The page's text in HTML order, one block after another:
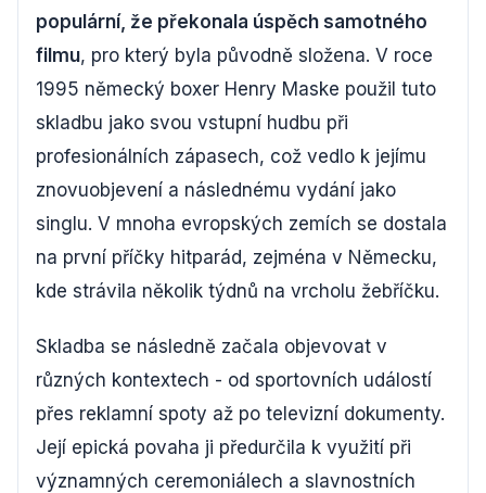
populární, že překonala úspěch samotného
filmu, pro který byla původně složena. V roce
1995 německý boxer Henry Maske použil tuto
skladbu jako svou vstupní hudbu při
profesionálních zápasech, což vedlo k jejímu
znovuobjevení a následnému vydání jako
singlu. V mnoha evropských zemích se dostala
na první příčky hitparád, zejména v Německu,
kde strávila několik týdnů na vrcholu žebříčku.
Skladba se následně začala objevovat v
různých kontextech - od sportovních událostí
přes reklamní spoty až po televizní dokumenty.
Její epická povaha ji předurčila k využití při
významných ceremoniálech a slavnostních